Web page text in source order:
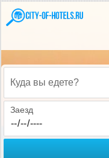
Куда вы едете?
Заезд